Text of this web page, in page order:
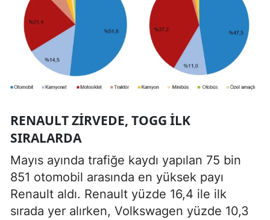
RENAULT ZIRVEDE, TOGG ILK
SIRALARDA
Mayıs ayında trafiğe kaydı yapılan 75 bin
851 otomobil arasında en yüksek payı
Renault aldı. Renault yüzde 16,4 ile ilk
sırada yer alırken, Volkswagen yüzde 10,3